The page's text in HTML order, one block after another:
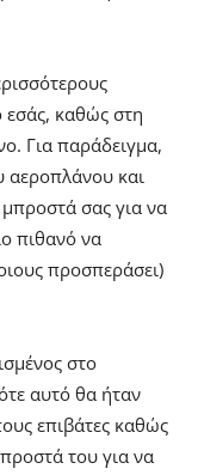
καθώς στη
Για παράδειγμα,
αεροπλάνου και
σας για να
πιθανό να
προσπεράσει)
στο
αυτό θα ήταν
επιβάτες καθώς
του για να